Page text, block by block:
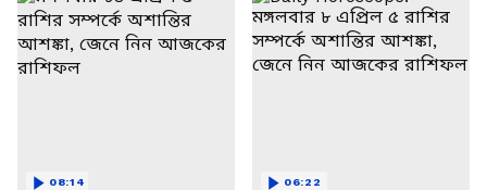
08:14 06:22